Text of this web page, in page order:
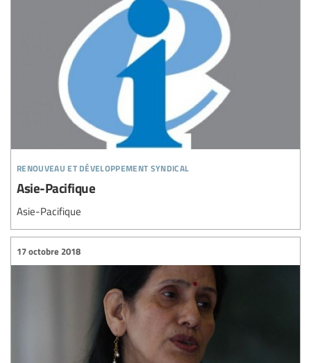
renouveau et développement syndical
Asie-Pacifique
Asie-Pacifique
17 octobre 2018